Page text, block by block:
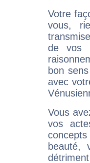
Votre
vous,
de vos
bon
avec
Vous
vos
beauté,